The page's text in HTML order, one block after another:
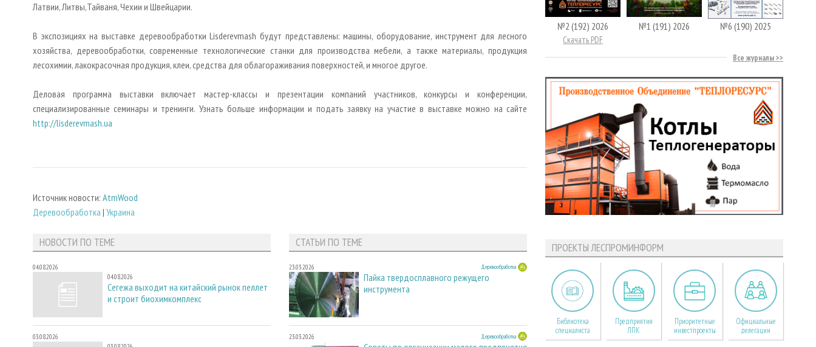
Латвии, Литвы,Тайваня, Чехии и Швейцарии.
В экспозициях на выставке деревообработки Lisderevmash будут представлены: машины, оборудование, инструмент для лесного
хозяйства, деревообработки, современные технологические станки для производства мебели, а также материалы, продукция
лесохимии, лакокрасочная продукция, клеи, средства для облагораживания поверхностей, и многое другое.
Деловая программа выставки включает мастер-классы и презентации компаний участников, конкурсы и конференции,
специализированные семинары и тренинги. Узнать больше информации и подать заявку на участие в выставке можно на сайте
http://lisderevmash.ua
Источник новости: AtmWood
Деревообработка | Украина
НОВОСТИ ПО ТЕМЕ
04.08.2026
04.08.2026
Сегежа выходит на китайский рынок пеллет
и строит биохимкомплекс
03.08.2026
СТАТЬИ ПО ТЕМЕ
23.03.2026 Деревообработка
Пайка твердосплавного режущего
инструмента
23.03.2026 Деревообработка
№2 (192) 2026
Скачать PDF
№1 (191) 2026 №6 (190) 2025
Все журналы
ПРОЕКТЫ ЛЕСПРОМИНФОРМ
Библиотека
специалиста
Предприятия
ЛПК
Приоритетные
инвестпроекты
Официальные
делегации